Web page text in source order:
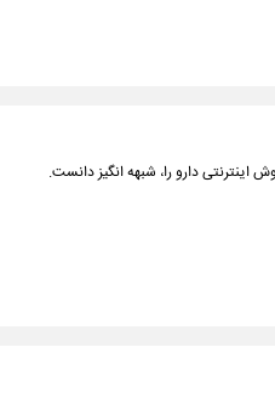
اینترنتی دارو را، شبهه انگیز دانست.